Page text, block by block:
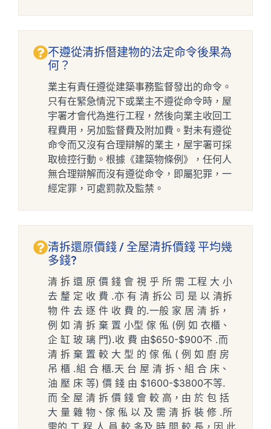
不遵從清拆僭建物的法定命令後果為
何？
業主有責任遵從建築事務監督發出的命令。
只有在緊急情況下或業主不遵從命令時，屋
宇署才會代為進行工程，然後向業主收回工
程費用，另加監督費及附加費。對未有遵從
命令而又沒有合理辯解的業主，屋宇署可採
取檢控行動。根據《建築物條例》，任何人
無合理辯解而沒有遵從命令，即屬犯罪，一
經定罪，可處罰款及監禁。
清拆還原價錢 / 全屋清拆價錢 平均幾
多錢?
清 拆 還 原 價 錢 會 視 乎 所 需 工程 大 小
去 釐 定 收 費 .亦 有 清 拆公 司 是 以 清拆
物 件 去 逐 件 收 費 的.一般 家 居 清 拆，
例 如 清 拆 棄 置 小型 傢 俬 (例 如 衣櫃、
企 缸 玻 璃 門).收 費 由$650-$900不 .而
清 拆 棄 置 較 大 型 的 傢 俬 ( 例 如 廚 房
吊 櫃 .組 合 櫃.天 台 屋 清 拆、組 合 床、
油 壓 床 等) 價 錢 由 $1600-$3800不等.
而 全 屋 清 拆 價 錢 會 較 高，由 於 包 括
大 量 雜 物、傢 俬 以 及 需 清 拆 裝 修 .所
需的 工 程 人 員 較 多及 時 間 較 長，因 此